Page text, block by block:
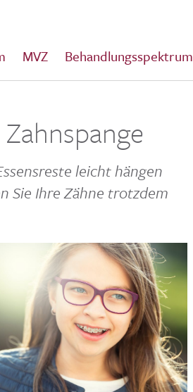
MVZ Behandlungsspektrum
leicht hängen
Sie Ihre Zähne trotzdem